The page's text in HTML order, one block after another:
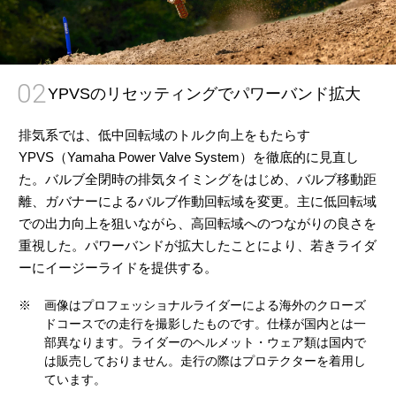
02YPVSのリセッティングでパワーバンド拡大
排気系では、低中回転域のトルク向上をもたらす
YPVS（Yamaha Power Valve System）を徹底的に見直し
た。バルブ全閉時の排気タイミングをはじめ、バルブ移動距
離、ガバナーによるバルブ作動回転域を変更。主に低回転域
での出力向上を狙いながら、高回転域へのつながりの良さを
重視した。パワーバンドが拡大したことにより、若きライダ
ーにイージーライドを提供する。
※
画像はプロフェッショナルライダーによる海外のクローズ
ドコースでの走行を撮影したものです。仕様が国内とは一
部異なります。ライダーのヘルメット・ウェア類は国内で
は販売しておりません。走行の際はプロテクターを着用し
ています。